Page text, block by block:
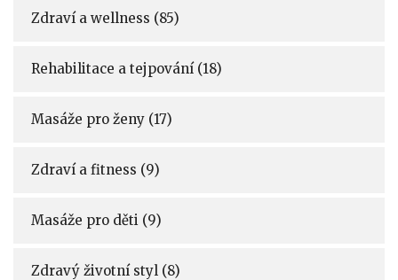
Zdraví a wellness (85)
Rehabilitace a tejpování (18)
Masáže pro ženy (17)
Zdraví a fitness (9)
Masáže pro děti (9)
Zdravý životní styl (8)